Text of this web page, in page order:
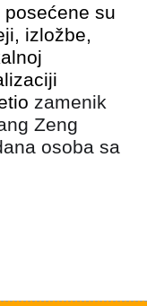
su
izložbe,
zamenik
Zeng
osoba sa